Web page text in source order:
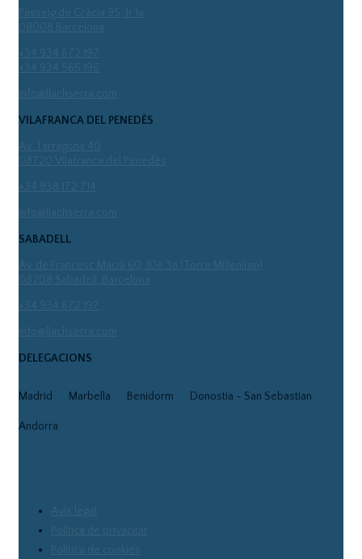
info@llachserra.com
VILAFRANCA DEL PENEDÈS
info@llachserra.com
SABADELL
Av. de Francesc Macià 60, 10è 3a (Torre Millenium)
info@llachserra.com
DELEGACIONS
Madrid Marbella Benidorm Donostia - San Sebastian
Andorra